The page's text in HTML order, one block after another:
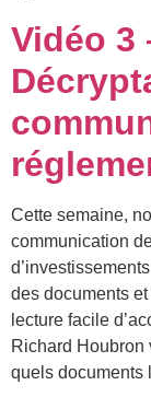
Vidéo 3
Cette semaine,
communication
des documents
lecture facile
Richard Houbron
quels documents